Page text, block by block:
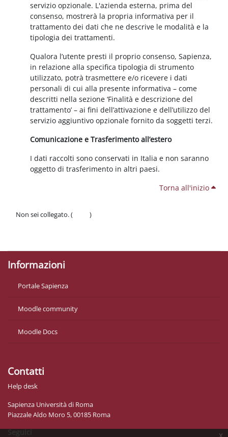
x
servizio opzionale. L'azienda esterna, prima del
consenso, mostrerà la propria informativa per il
trattamento dei dati che ne descrive le modalità e la
tipologia dei trattamenti.
Qualora l’utente presti il proprio consenso, Sapienza,
in relazione alla specifica tipologia di strumento
utilizzato, potrà trasmettere e/o ricevere i dati
personali di cui alla presente informativa – come
descritti nella sezione ‘Finalità e descrizione del
trattamento’ – ai fini dell’attivazione e dell’utilizzo del
servizio aggiuntivo opzionale fornito da soggetti terzi.
Comunicazione e Trasferimento all’estero
I dati raccolti sono conservati in Italia e non saranno
oggetto di trasferimento in altri paesi.
Torna all'inizio
Non sei collegato. (
)
Informazioni
Portale Sapienza
Moodle community
Moodle Docs
Contatti
Help desk
Sapienza Università di Roma
Piazzale Aldo Moro 5, 00185 Roma
Seguici